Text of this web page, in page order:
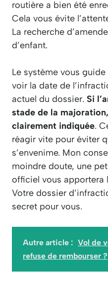
routière a bien été
Cela vous évite
La recherche
d’enfant.
Le système vous
voir la date de
actuel du dossier. Si
stade de la
clairement indiquée.
réagir vite pour éviter
s’envenime. Mon
moindre doute, une
officiel vous apportera
Votre dossier
secret pour vous.
Autre article : Vol de
refuse de rembourser ?